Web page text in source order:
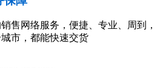
售网络服务，便捷、专业、周到，
市，都能快速交货